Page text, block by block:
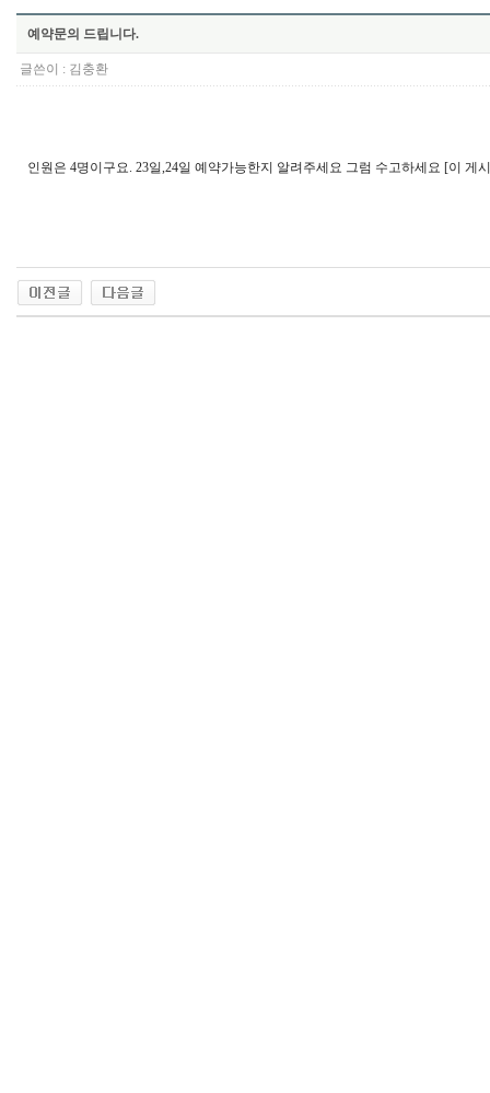
예약문의 드립니다.
글쓴이 : 김충환
인원은 4명이구요. 23일,24일 예약가능한지 알려주세요 그럼 수고하세요 [이 게